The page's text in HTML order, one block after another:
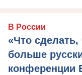
В России
«Что
больше
конференции